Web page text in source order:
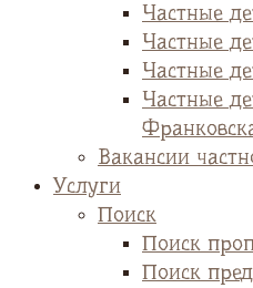
Частные
Частные
Частные
Частные
Вакансии
Услуги
Поиск
Поиск
Поиск